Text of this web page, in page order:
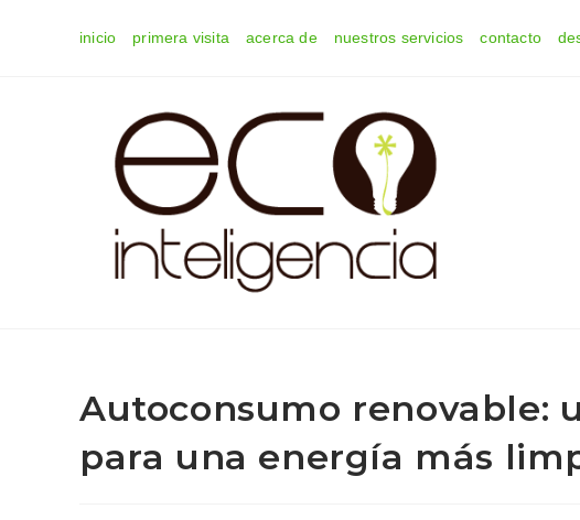
inicio primera visita acerca de nuestros servicios contacto
Autoconsumo renovable:
para una energía más